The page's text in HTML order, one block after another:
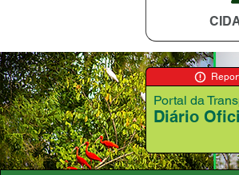
Diário
Portal da